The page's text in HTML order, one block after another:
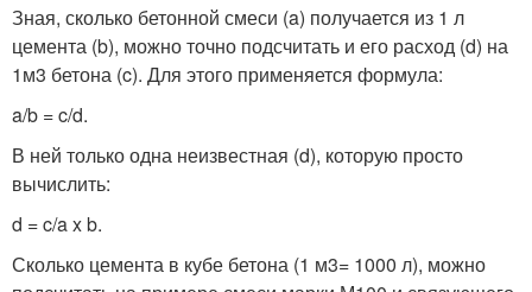
Зная, сколько бетонной смеси (a) получается из 1 л
цемента (b), можно точно подсчитать и его расход (d) на
1м3 бетона (c). Для этого применяется формула:
a/b = c/d.
В ней только одна неизвестная (d), которую просто
вычислить:
d = c/a x b.
Сколько цемента в кубе бетона (1 м3= 1000 л), можно